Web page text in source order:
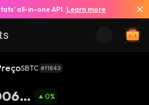
all-in-one API. Learn more
SBTC #11843
0%